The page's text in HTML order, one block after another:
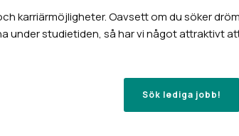
karriärmöjligheter. Oavsett om du söker
under studietiden, så har vi något attraktivt
Sök lediga jobb!